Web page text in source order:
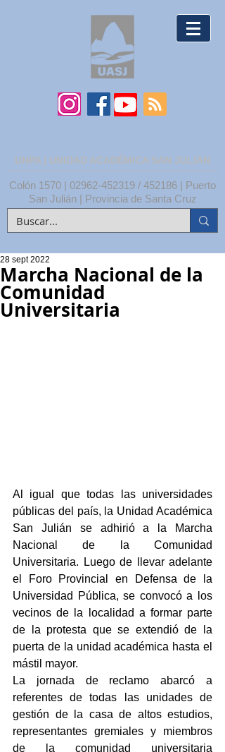
UNPA | UNIDAD ACADÉMICA SAN JULIÁN
Colón 1570 | 02962-452319 / 452186 | Puerto
San Julián | Provincia de Santa Cruz
Marcha Nacional de la
Comunidad
Universitaria
28 sept 2022
Al igual que todas las universidades
públicas del país, la Unidad Académica
San Julián se adhirió a la Marcha
Nacional de la Comunidad
Universitaria. Luego de llevar adelante
el Foro Provincial en Defensa de la
Universidad Pública, se convocó a los
vecinos de la localidad a formar parte
de la protesta que se extendió de la
puerta de la unidad académica hasta el
mástil mayor.
La jornada de reclamo abarcó a
referentes de todas las unidades de
gestión de la casa de altos estudios,
representantes gremiales y miembros
de la comunidad universitaria